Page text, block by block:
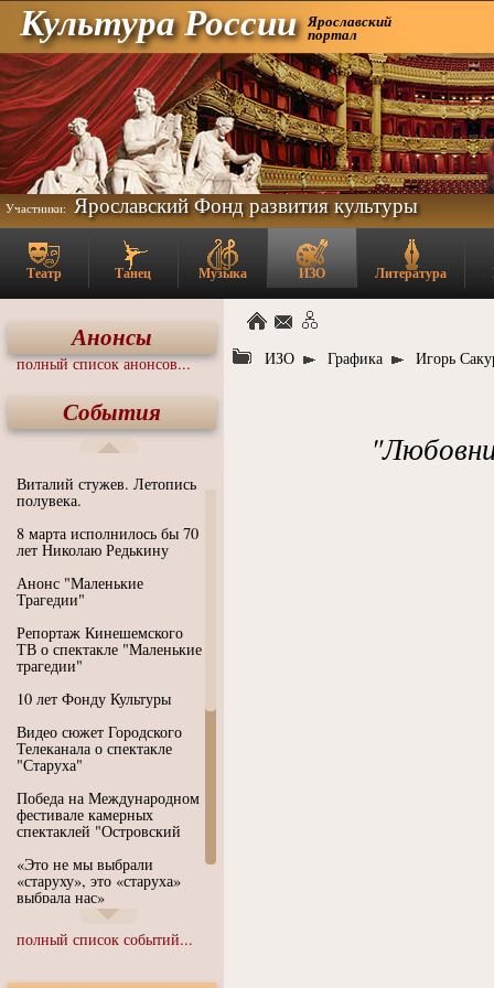
Культура России Ярославский
портал
Участники: Ярославский Фонд развития культуры
Театр Танец Музыка ИЗО Литература
Анонсы
полный список анонсов...
События
Виталий стужев. Летопись
полувека.
8 марта исполнилось бы 70
лет Николаю Редькину
Анонс "Маленькие
Трагедии"
Репортаж Кинешемского
ТВ о спектакле "Маленькие
трагедии"
10 лет Фонду Культуры
Видео сюжет Городского
Телеканала о спектакле
"Старуха"
Победа на Международном
фестивале камерных
спектаклей "Островский
«Это не мы выбрали
«старуху», это «старуха»
выбрала нас»
Иммерсивный спектакль
"Язык чистого полета
полный список событий...
ИЗО Графика Игорь